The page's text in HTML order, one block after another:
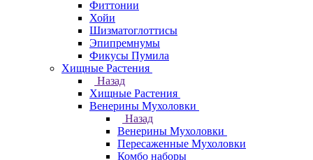
Фиттонии
Хойи
Шизматоглоттисы
Эпипремнумы
Фикусы Пумила
Хищные Растения
Назад
Хищные Растения
Венерины Мухоловки
Назад
Венерины Мухоловки
Пересаженные Мухоловки
Комбо наборы